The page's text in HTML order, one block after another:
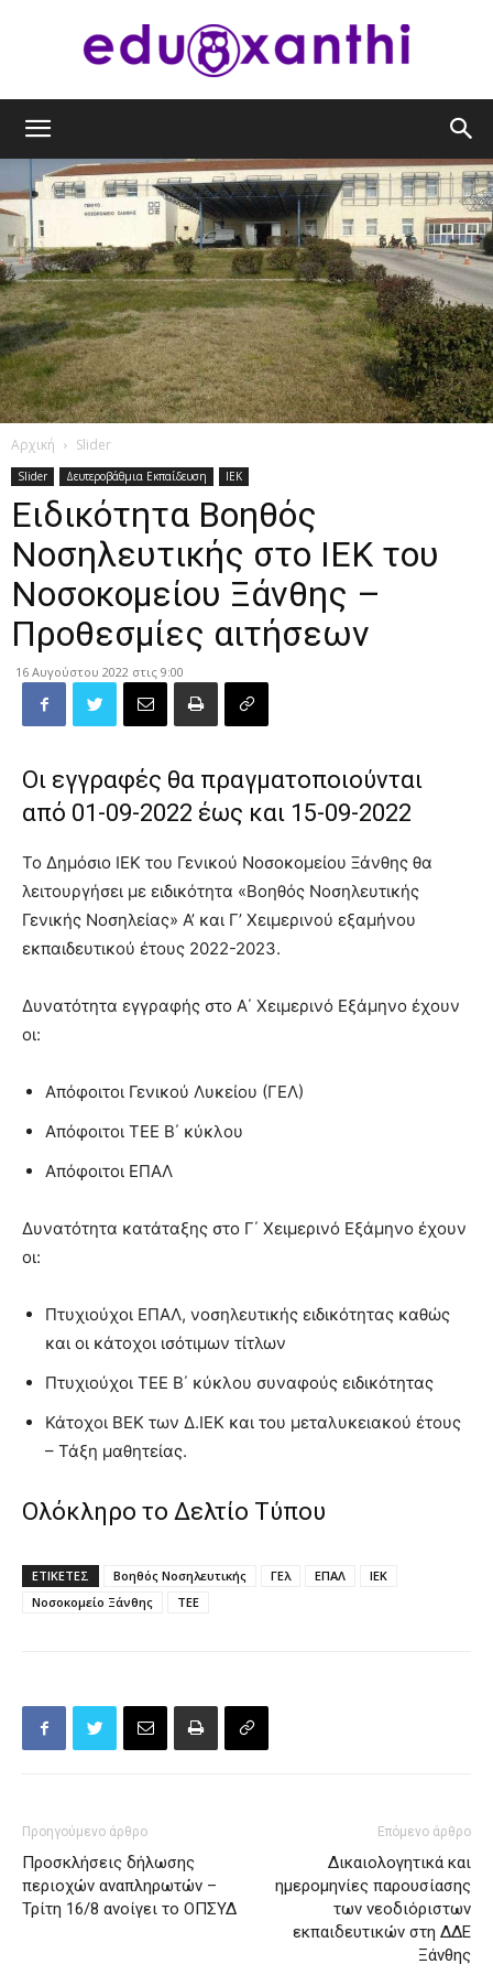
Αρχική Slider
Slider Δευτεροβάθμια Εκπαίδευση ΙΕΚ
Ειδικότητα Βοηθός
Νοσηλευτικής στο ΙΕΚ του
Νοσοκομείου Ξάνθης –
Προθεσμίες αιτήσεων
16 Αυγούστου 2022 στις 9:00
Οι εγγραφές θα πραγματοποιούνται
από 01-09-2022 έως και 15-09-2022
Το Δημόσιο ΙΕΚ του Γενικού Νοσοκομείου Ξάνθης θα
λειτουργήσει με ειδικότητα «Βοηθός Νοσηλευτικής
Γενικής Νοσηλείας» Α’ και Γ’ Χειμερινού εξαμήνου
εκπαιδευτικού έτους 2022-2023.
Δυνατότητα εγγραφής στο Α΄ Χειμερινό Εξάμηνο έχουν
οι:
Απόφοιτοι Γενικού Λυκείου (ΓΕΛ)
Απόφοιτοι ΤΕΕ Β΄ κύκλου
Απόφοιτοι ΕΠΑΛ
Δυνατότητα κατάταξης στο Γ΄ Χειμερινό Εξάμηνο έχουν
οι:
Πτυχιούχοι ΕΠΑΛ, νοσηλευτικής ειδικότητας καθώς
και οι κάτοχοι ισότιμων τίτλων
Πτυχιούχοι ΤΕΕ Β΄ κύκλου συναφούς ειδικότητας
Κάτοχοι ΒΕΚ των Δ.ΙΕΚ και του μεταλυκειακού έτους
– Τάξη μαθητείας.
Ολόκληρο το Δελτίο Τύπου
ΕΤΙΚΕΤΕΣ Βοηθός Νοσηλευτικής ΓΕλ ΕΠΑΛ
ΙΕΚ
Νοσοκομείο Ξάνθης
ΤΕΕ
Προηγούμενο άρθρο
Προσκλήσεις δήλωσης
περιοχών αναπληρωτών –
Τρίτη 16/8 ανοίγει το ΟΠΣΥΔ
Επόμενο άρθρο
Δικαιολογητικά και
ημερομηνίες παρουσίασης
των νεοδιόριστων
εκπαιδευτικών στη ΔΔΕ
Ξάνθης